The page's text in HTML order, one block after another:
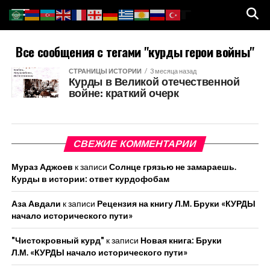
Все сообщения с тегами "курды герои войны"
СТРАНИЦЫ ИСТОРИИ 3 месяца назад
Курды в Великой отечественной
войне: краткий очерк
СВЕЖИЕ КОММЕНТАРИИ
Мураз Аджоев к записи Солнце грязью не замараешь.
Курды в истории: ответ курдофобам
Аза Авдали к записи Рецензия на книгу Л.М. Бруки «КУРДЫ
начало исторического пути»
"Чистокровный курд" к записи Новая книга: Бруки
Л.М. «КУРДЫ начало исторического пути»